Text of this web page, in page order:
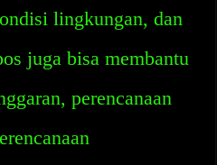
lingkungan, dan
juga bisa membantu
perencanaan